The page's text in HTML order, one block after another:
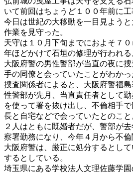
いて前回はちょうど１００年前に工
今日は世紀の大移動を一目見よう
作業を見守った。
天守は１０月下旬までにおよそ７
年ほどかけて石垣の修理が行われる
大阪府警の男性警部が当直の夜に
手の同僚と会っていたことがわかっ
捜査関係者によると、大阪府警福
性警部が先月、当直責任者として
を使って署を抜け出し、不倫相手
長と自宅などで会っていたとのこと
２人はともに既婚者だが、警部が
察署勤務になり、今年４月から不倫
大阪府警は、厳正に処分するとし
するとしている。
埼玉県にある学校法人文理佐藤学